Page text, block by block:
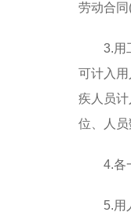
劳动合
3.用
可计入
疾人员
位、人
4.各
5.用